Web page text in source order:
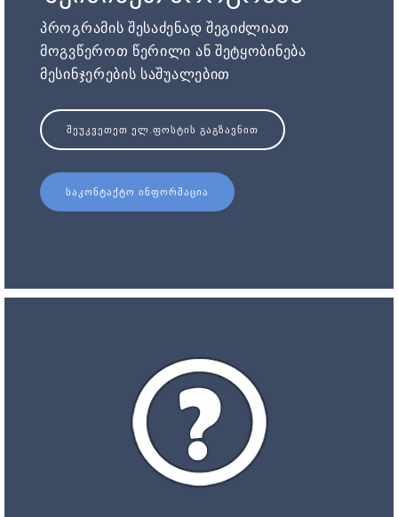
პროგრამის შესაძენად შეგიძლიათ
მოგვწეროთ წერილი ან შეტყობინება
მესინჯერების საშუალებით
ᲨᲔᲣᲙᲕᲔᲗᲔᲗ ᲔᲚ.ᲤᲝᲡᲢᲘᲡ ᲒᲐᲒᲖᲐᲕᲜᲘᲗ
ᲡᲐᲙᲝᲜᲢᲐᲥᲢᲝ ᲘᲜᲤᲝᲠᲛᲐᲪᲘᲐ